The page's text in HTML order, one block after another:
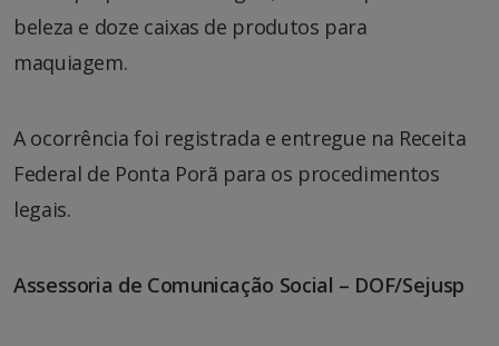
beleza e doze caixas de produtos para
maquiagem.
A ocorrência foi registrada e entregue na Receita
Federal de Ponta Porã para os procedimentos
legais.
Assessoria de Comunicação Social – DOF/Sejusp